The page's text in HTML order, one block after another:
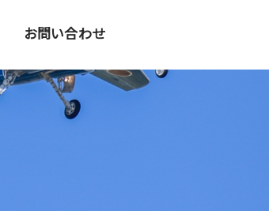
お問い合わせ